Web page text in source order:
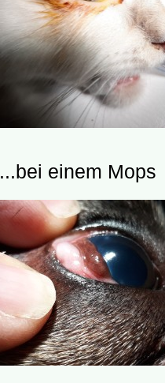
...bei einem Mops